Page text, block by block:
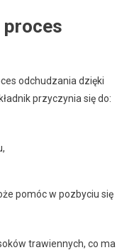
proces
odchudzania dzięki
przyczynia się do:
pomóc w pozbyciu się
trawiennych, co ma